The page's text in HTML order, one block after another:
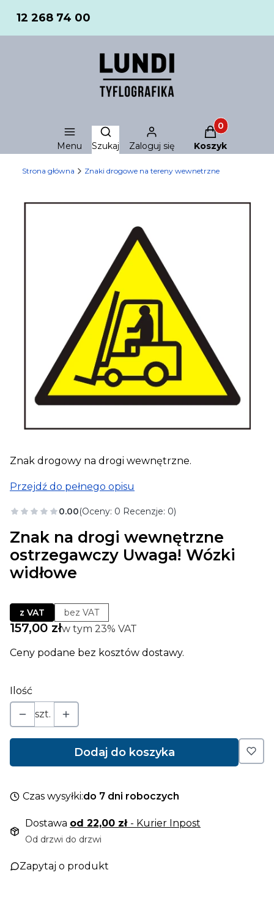
12 268 74 00
Menu
Otwórz wyszukiwarkę
Szukaj Zaloguj się
Produkty w
Koszyk
Strona główna Znaki drogowe na tereny wewnetrzne
Znak drogowy na drogi wewnętrzne.
Przejdź do pełnego opisu
0.00(Oceny: 0 Recenzje: 0)
Znak na drogi wewnętrzne
ostrzegawczy Uwaga! Wózki
widłowe
z VAT bez VAT
Cena
157,00 złw tym 23% VAT
w tym 23% VAT
Ceny podane bez kosztów dostawy.
Ilość
szt.
Dodaj do koszyka
Czas wysyłki:do 7 dni roboczych
Dostawa od 22,00 zł - Kurier Inpost
Od drzwi do drzwi
Zapytaj o produkt